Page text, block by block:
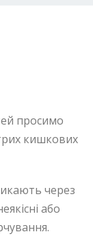
просимо
кишкових
через
або